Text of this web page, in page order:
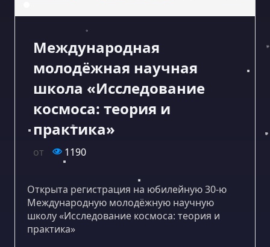
Международная
молодёжная научная
школа «Исследование
космоса: теория и
практика»
от 1190
Открыта регистрация на юбилейную 30-ю
Международную молодёжную научную
школу «Исследование космоса: теория и
практика»